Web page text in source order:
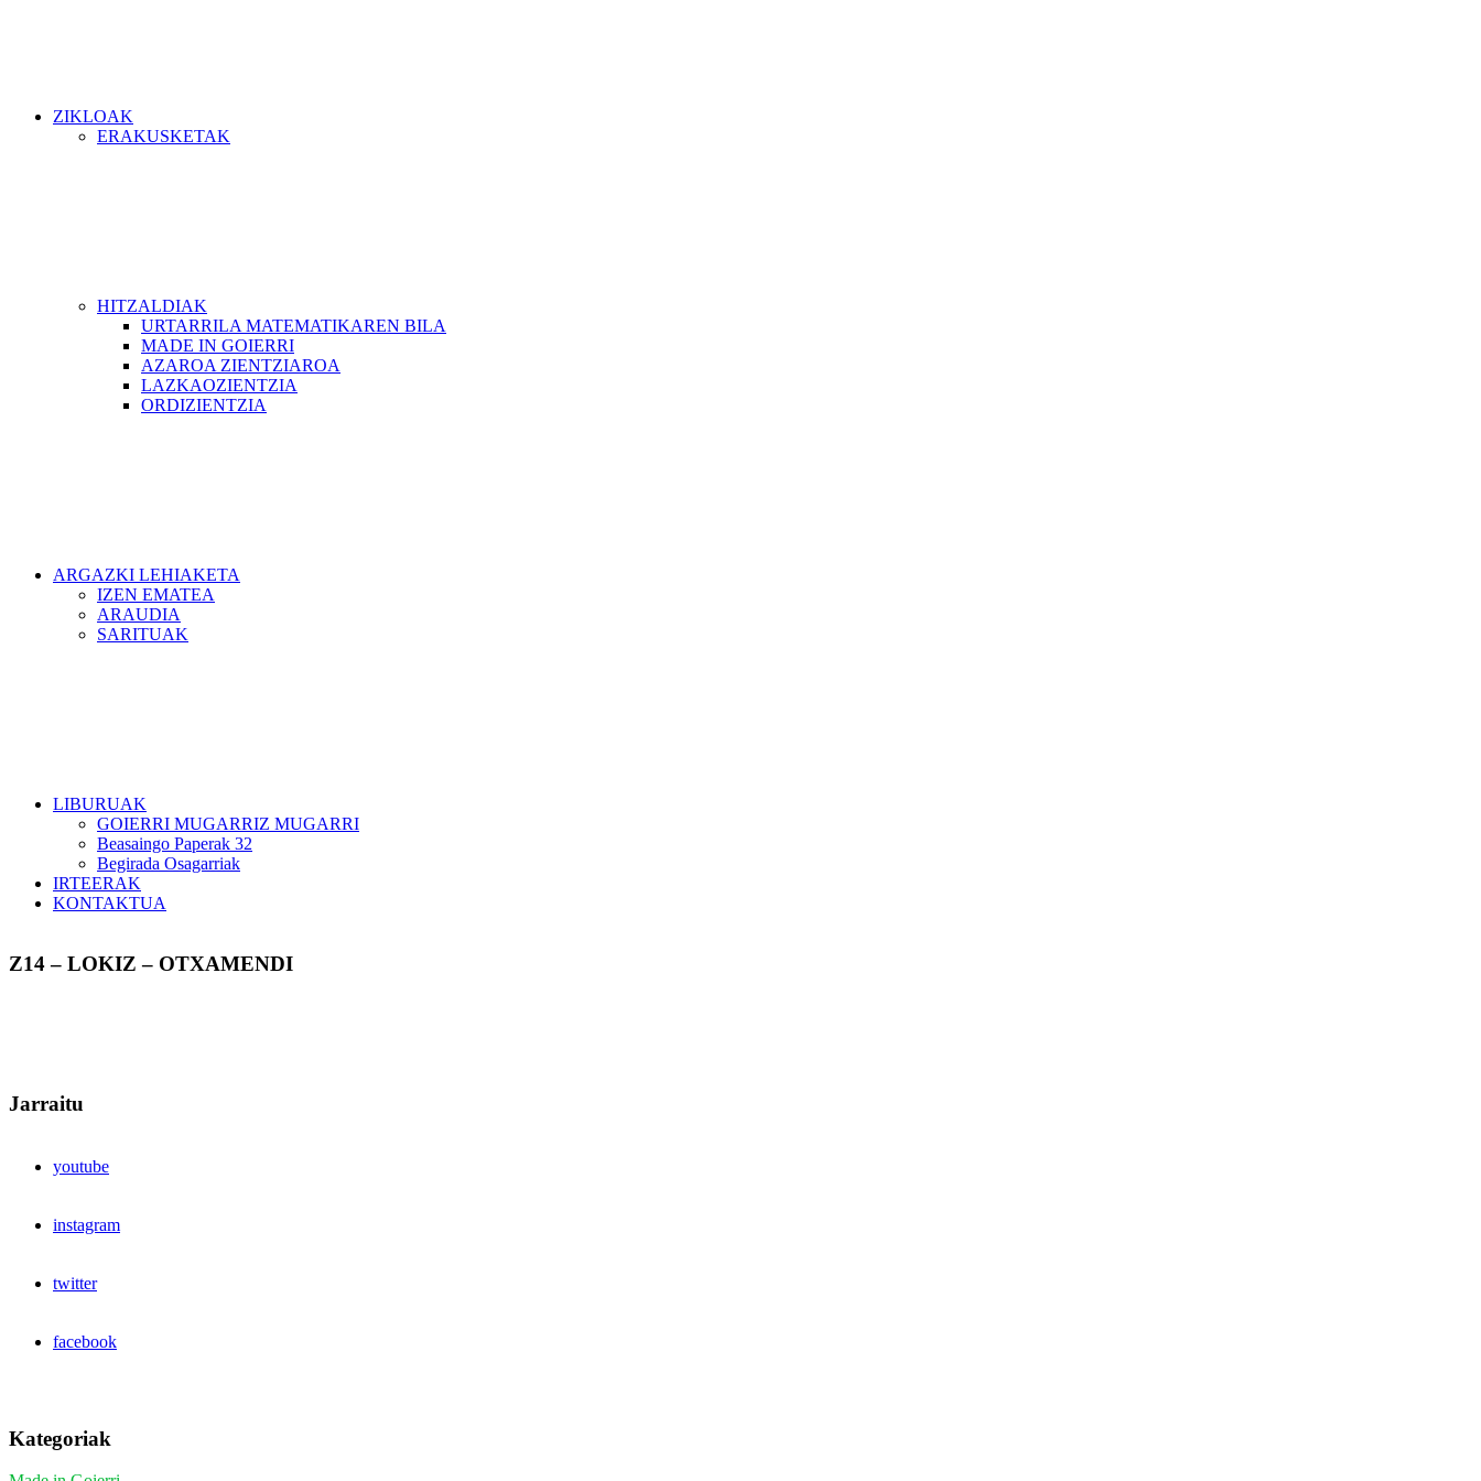
ZIKLOAK
ERAKUSKETAK
HITZALDIAK
URTARRILA MATEMATIKAREN BILA
MADE IN GOIERRI
AZAROA ZIENTZIAROA
LAZKAOZIENTZIA
ORDIZIENTZIA
ARGAZKI LEHIAKETA
IZEN EMATEA
ARAUDIA
SARITUAK
LIBURUAK
GOIERRI MUGARRIZ MUGARRI
Beasaingo Paperak 32
Begirada Osagarriak
IRTEERAK
KONTAKTUA
Z14 – LOKIZ – OTXAMENDI
Jarraitu
youtube
instagram
twitter
facebook
Kategoriak